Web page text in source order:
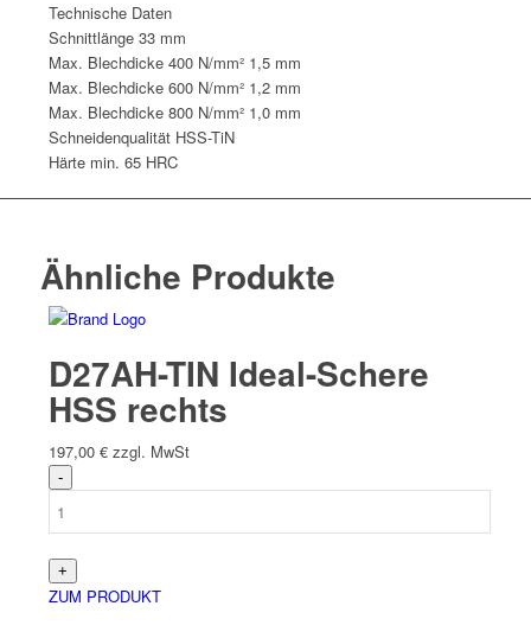
Technische Daten
Schnittlänge 33 mm
Max. Blechdicke 400 N/mm² 1,5 mm
Max. Blechdicke 600 N/mm² 1,2 mm
Max. Blechdicke 800 N/mm² 1,0 mm
Schneidenqualität HSS-TiN
Härte min. 65 HRC
Ähnliche Produkte
D27AH-TIN Ideal-Schere
HSS rechts
197,00 € zzgl. MwSt
ZUM PRODUKT